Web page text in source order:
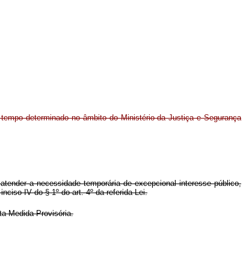
determinado no âmbito do Ministério da Justiça e Segurança
a necessidade temporária de excepcional interesse público,
IV do § 1º do art. 4º da referida Lei.
Medida Provisória.